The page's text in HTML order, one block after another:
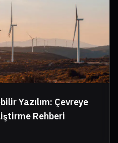
Yazılım: Çevreye
Rehberi